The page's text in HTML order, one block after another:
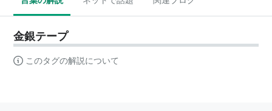
金銀テープ
このタグの解説について